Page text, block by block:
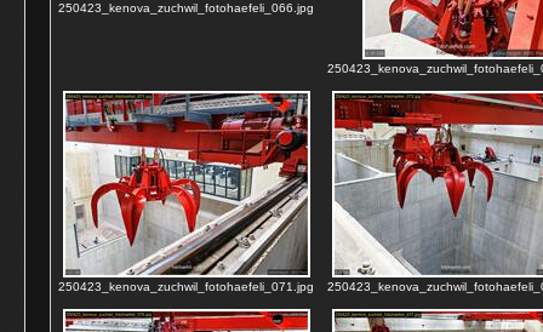
250423_kenova_zuchwil_fotohaefeli_066.jpg
250423_kenova_zuchwil_fotohaefeli_071.jpg